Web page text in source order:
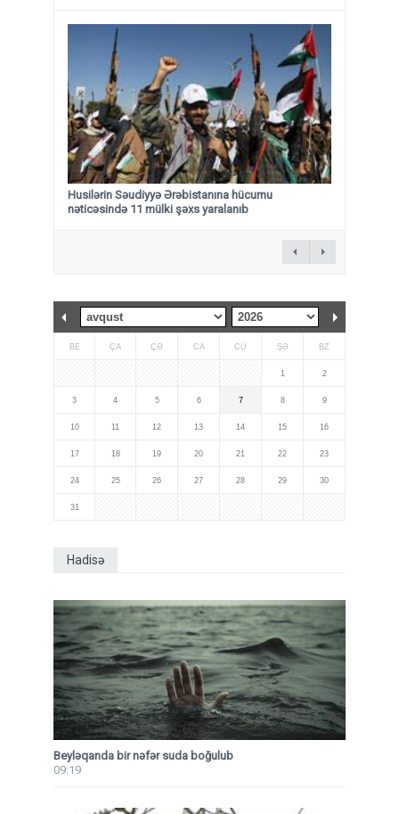
Husilərin Səudiyyə Ərəbistanına hücumu
nəticəsində 11 mülki şəxs yaralanıb
BE ÇA ÇƏ CA CÜ ŞƏ BZ
1 2
3 4 5 6 7 8 9
10 11 12 13 14 15 16
17 18 19 20 21 22 23
24 25 26 27 28 29 30
31
Hadisə
Beyləqanda bir nəfər suda boğulub
09:19